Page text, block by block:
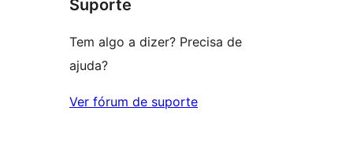
1
Suporte
Tem algo a dizer? Precisa de
ajuda?
Ver fórum de suporte